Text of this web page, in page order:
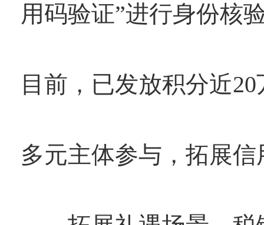
用码验证”进行身份核
目前，已发放积分近
多元主体参与，拓展信